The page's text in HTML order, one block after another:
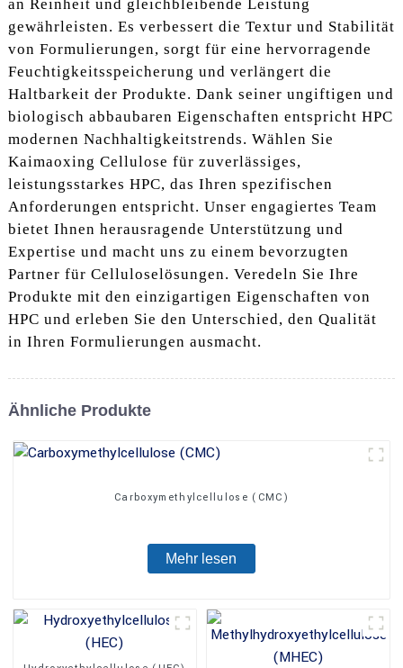
an Reinheit und gleichbleibende Leistung
gewährleisten. Es verbessert die Textur und Stabilität
von Formulierungen, sorgt für eine hervorragende
Feuchtigkeitsspeicherung und verlängert die
Haltbarkeit der Produkte. Dank seiner ungiftigen und
biologisch abbaubaren Eigenschaften entspricht HPC
modernen Nachhaltigkeitstrends. Wählen Sie
Kaimaoxing Cellulose für zuverlässiges,
leistungsstarkes HPC, das Ihren spezifischen
Anforderungen entspricht. Unser engagiertes Team
bietet Ihnen herausragende Unterstützung und
Expertise und macht uns zu einem bevorzugten
Partner für Celluloselösungen. Veredeln Sie Ihre
Produkte mit den einzigartigen Eigenschaften von
HPC und erleben Sie den Unterschied, den Qualität
in Ihren Formulierungen ausmacht.
Ähnliche Produkte
Carboxymethylcellulose (CMC)
Mehr lesen